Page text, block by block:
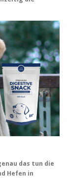
das tun die
Hefen in